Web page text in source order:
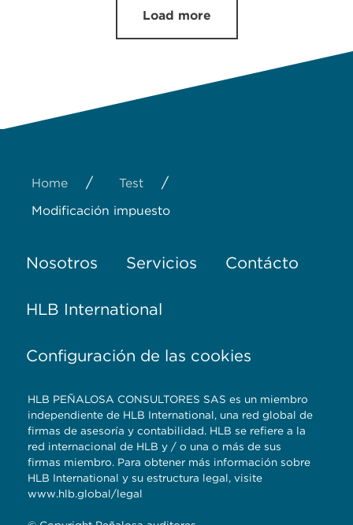
Load more
Home / Test /
Modificación impuesto
Nosotros Servicios Contácto
HLB International
Configuración de las cookies
HLB PEÑALOSA CONSULTORES SAS es un miembro
independiente de HLB International, una red global de
firmas de asesoría y contabilidad. HLB se refiere a la
red internacional de HLB y / o una o más de sus
firmas miembro. Para obtener más información sobre
HLB International y su estructura legal, visite
www.hlb.global/legal